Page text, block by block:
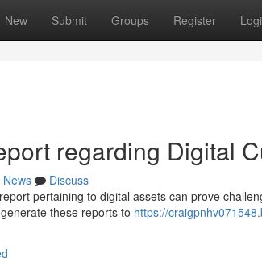
New Submit Groups Register
regarding Digital
News
Discuss
pertaining to digital assets can prove
these reports to https://